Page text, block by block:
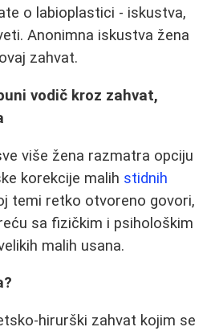
o labioplastici - iskustva,
Anonimna iskustva žena
zahvat.
vodič kroz zahvat,
više žena razmatra opciju
korekcije malih stidnih
temi retko otvoreno govori,
sa fizičkim i psihološkim
malih usana.
hirurški zahvat kojim se